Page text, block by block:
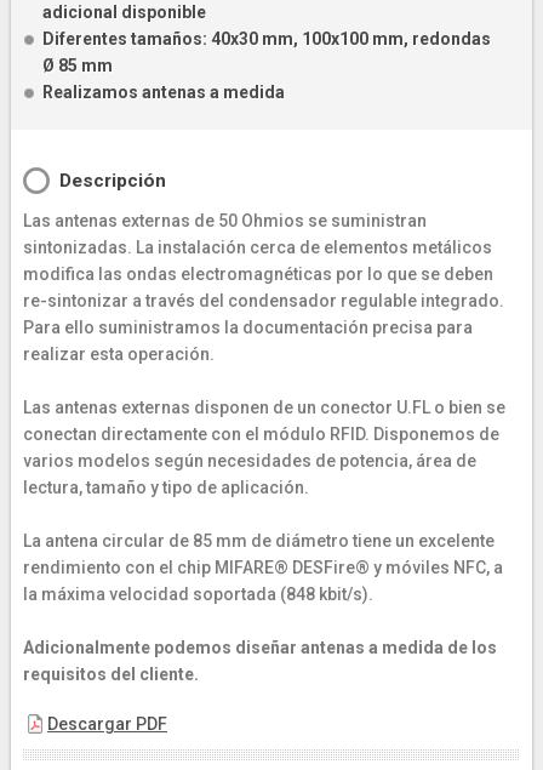
adicional disponible
Diferentes tamaños: 40x30 mm, 100x100 mm, redondas
Ø 85 mm
Realizamos antenas a medida
Descripción
Las antenas externas de 50 Ohmios se suministran
sintonizadas. La instalación cerca de elementos metálicos
modifica las ondas electromagnéticas por lo que se deben
re-sintonizar a través del condensador regulable integrado.
Para ello suministramos la documentación precisa para
realizar esta operación.
Las antenas externas disponen de un conector U.FL o bien se
conectan directamente con el módulo RFID. Disponemos de
varios modelos según necesidades de potencia, área de
lectura, tamaño y tipo de aplicación.
La antena circular de 85 mm de diámetro tiene un excelente
rendimiento con el chip MIFARE® DESFire® y móviles NFC, a
la máxima velocidad soportada (848 kbit/s).
Adicionalmente podemos diseñar antenas a medida de los
requisitos del cliente.
Descargar PDF